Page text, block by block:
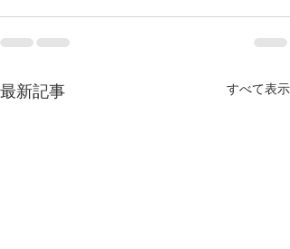
最新記事 すべて表示